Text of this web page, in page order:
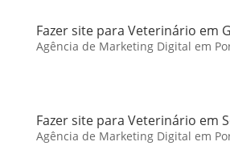
Fazer site para Veterinário em
Agência de Marketing Digital em
Fazer site para Veterinário em
Agência de Marketing Digital em